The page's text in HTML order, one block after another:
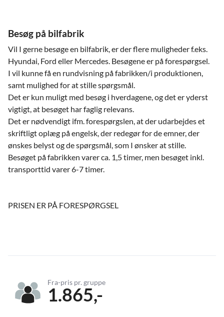
Besøg på bilfabrik
Vil I gerne besøge en bilfabrik, er der flere muligheder f.eks.
Hyundai, Ford eller Mercedes. Besøgene er på forespørgsel.
I vil kunne få en rundvisning på fabrikken/i produktionen,
samt mulighed for at stille spørgsmål.
Det er kun muligt med besøg i hverdagene, og det er yderst
vigtigt, at besøget har faglig relevans.
Det er nødvendigt ifm. forespørgslen, at der udarbejdes et
skriftligt oplæg på engelsk, der redegør for de emner, der
ønskes belyst og de spørgsmål, som I ønsker at stille.
Besøget på fabrikken varer ca. 1,5 timer, men besøget inkl.
transporttid varer 6-7 timer.
PRISEN ER PÅ FORESPØRGSEL
Fra-pris pr. gruppe
1.865,-